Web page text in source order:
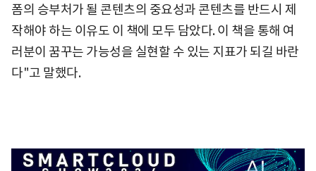
폼의 승부처가 될 콘텐츠의 중요성과 콘텐츠를 반드시 제
작해야 하는 이유도 이 책에 모두 담았다. 이 책을 통해 여
러분이 꿈꾸는 가능성을 실현할 수 있는 지표가 되길 바란
다"고 말했다.